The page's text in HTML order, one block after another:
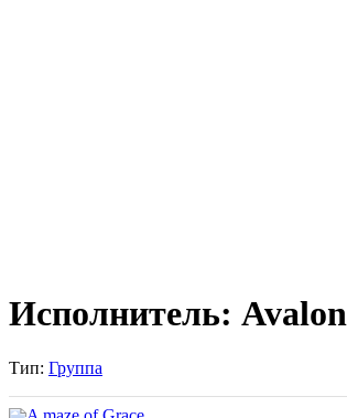
Исполнитель: Avalon
Тип: Группа